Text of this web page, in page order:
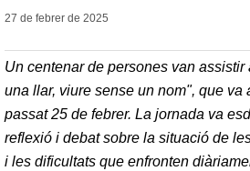
27 de febrer de 2025
Un centenar de persones van assistir
una llar, viure sense un nom", que va
passat 25 de febrer. La jornada va
reflexió i debat sobre la situació de
i les dificultats que enfronten